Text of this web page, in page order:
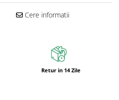
Cere informatii
Retur in 14 Zile